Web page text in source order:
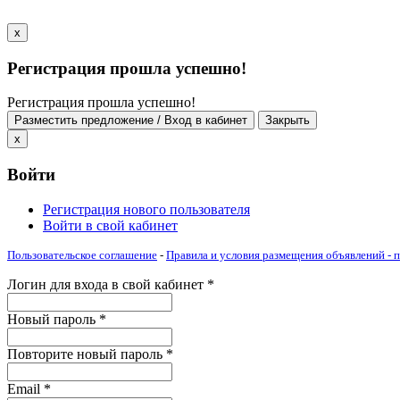
x
Регистрация прошла успешно!
Регистрация прошла успешно!
Разместить предложение / Вход в кабинет
Закрыть
x
Войти
Регистрация нового пользователя
Войти в свой кабинет
Пользовательское соглашение - Правила и условия размещения объявлений -
Логин для входа в свой кабинет *
Новый пароль *
Повторите новый пароль *
Email *